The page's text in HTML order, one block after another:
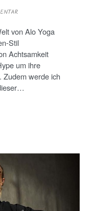
von Alo Yoga
Stil
Achtsamkeit
um ihre
Zudem werde ich